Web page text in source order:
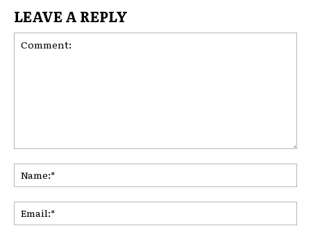
LEAVE A REPLY